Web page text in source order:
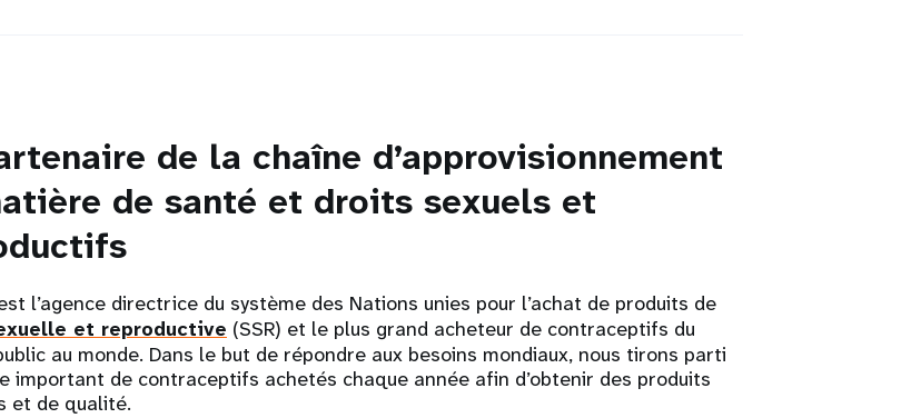
de la chaîne d’approvisionnement
de santé et droits sexuels et
est l’agence directrice du système des Nations unies pour l’achat de produits de
et reproductive (SSR) et le plus grand acheteur de contraceptifs du
au monde. Dans le but de répondre aux besoins mondiaux, nous tirons parti
important de contraceptifs achetés chaque année afin d’obtenir des produits
et de qualité.